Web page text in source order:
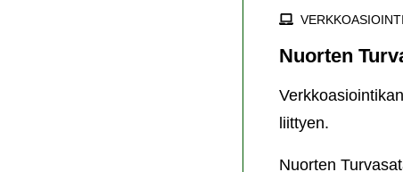
VERKKOASIOINTI
Nuorten
liittyen.
Nuorten